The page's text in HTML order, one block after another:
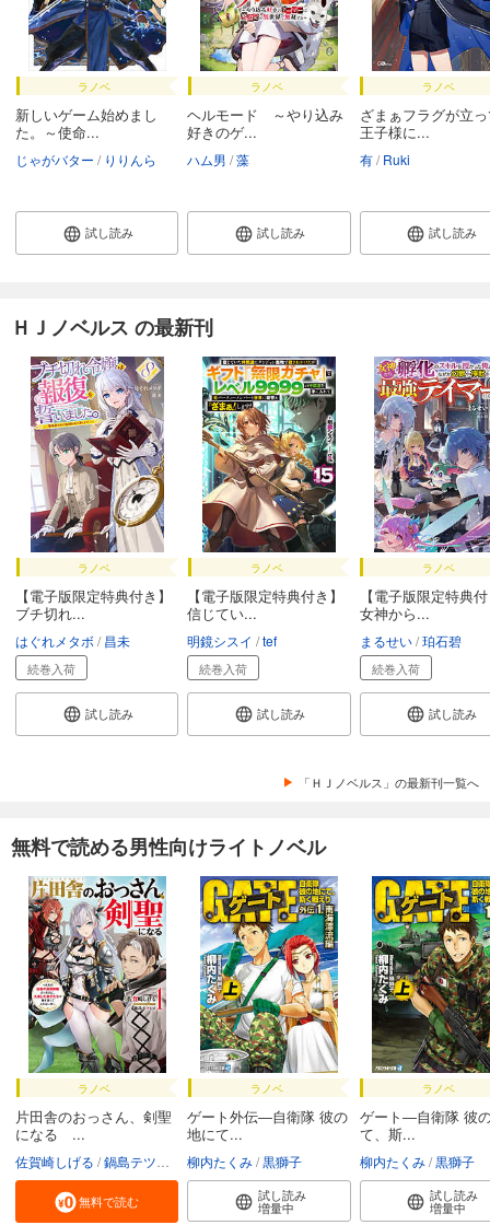
ラノベ
新しいゲーム始めまし
た。～使命...
じゃがバター りりんら
試し読み
ラノベ
ヘルモード ～やり込み
好きのゲ...
ハム男 藻
試し読み
ラノベ
ざまぁフラグが立
王子様に...
有 Ruki
試し読み
ＨＪノベルス の最新刊
ラノベ
【電子版限定特典付き】
ブチ切れ...
はぐれメタボ 昌未
続巻入荷
試し読み
ラノベ
【電子版限定特典付き】
信じてい...
明鏡シスイ tef
続巻入荷
試し読み
ラノベ
【電子版限定特典
女神から...
まるせい 珀石碧
続巻入荷
試し読み
「ＨＪノベルス」の最新刊一覧へ
無料で読める男性向けライトノベル
ラノベ
片田舎のおっさん、剣聖
になる ...
佐賀崎しげる 鍋島テツヒロ
無料で読む
ラノベ
ゲート外伝―自衛隊 彼の
地にて...
柳内たくみ 黒獅子
試し読み
増量中
ラノベ
ゲート―自衛隊 彼
て、斯...
柳内たくみ 黒獅子
試し読み
増量中